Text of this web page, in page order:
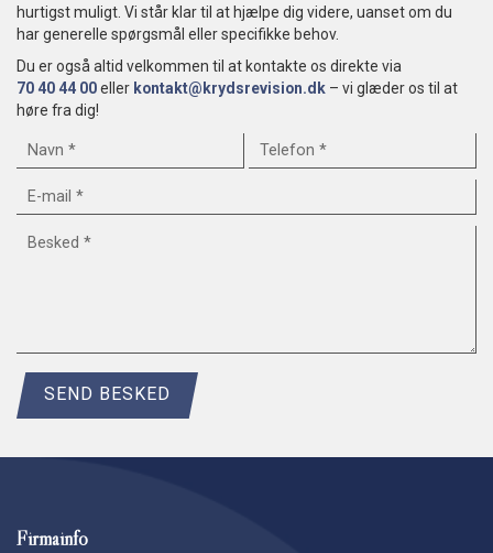
hurtigst muligt. Vi står klar til at hjælpe dig videre, uanset om du
har generelle spørgsmål eller specifikke behov.
Du er også altid velkommen til at kontakte os direkte via
70 40 44 00eller kontakt@krydsrevision.dk – vi glæder os til at
høre fra dig!
Firmainfo